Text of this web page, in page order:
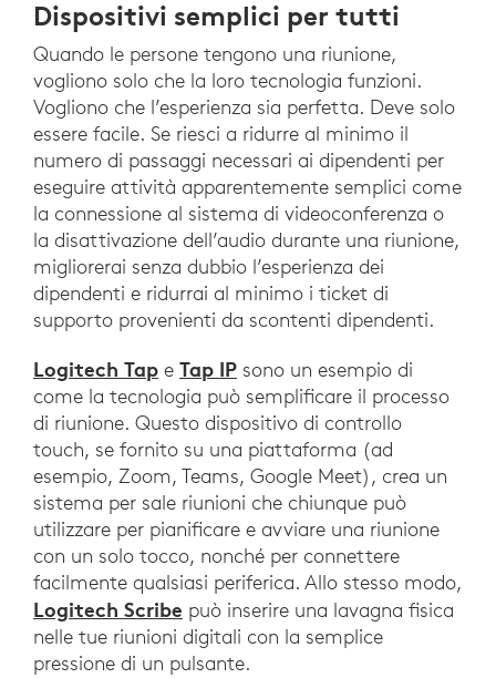
Dispositivi semplici per tutti
Quando le persone tengono una riunione,
vogliono solo che la loro tecnologia funzioni.
Vogliono che l’esperienza sia perfetta. Deve solo
essere facile. Se riesci a ridurre al minimo il
numero di passaggi necessari ai dipendenti per
eseguire attività apparentemente semplici come
la connessione al sistema di videoconferenza o
la disattivazione dell’audio durante una riunione,
migliorerai senza dubbio l’esperienza dei
dipendenti e ridurrai al minimo i ticket di
supporto provenienti da scontenti dipendenti.
Logitech Tap e Tap IP sono un esempio di
come la tecnologia può semplificare il processo
di riunione. Questo dispositivo di controllo
touch, se fornito su una piattaforma (ad
esempio, Zoom, Teams, Google Meet), crea un
sistema per sale riunioni che chiunque può
utilizzare per pianificare e avviare una riunione
con un solo tocco, nonché per connettere
facilmente qualsiasi periferica. Allo stesso modo,
Logitech Scribe può inserire una lavagna fisica
nelle tue riunioni digitali con la semplice
pressione di un pulsante.